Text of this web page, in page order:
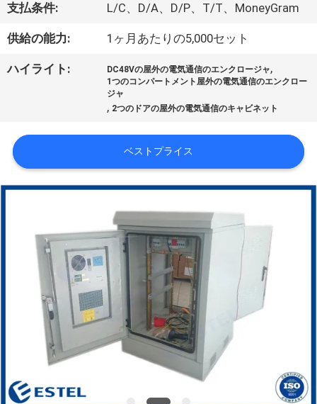
工
場
旅
品
質
連
支払条件: L/C、D/A、D/P、T/T、MoneyGram
供給の能力: 1ヶ月あたりの5,000セット
ハイライト: DC48Vの屋外の電気通信のエンクロージャ,
1つのコンパートメント屋外の電気通信のエンクロー
ジャ
, 2つのドアの屋外の電気通信のキャビネット
ベストプライス